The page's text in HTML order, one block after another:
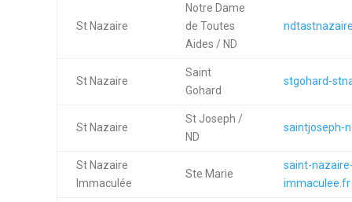
St Nazaire
Notre Dame
de Toutes
Aides / ND
St Nazaire
Saint
Gohard
stgohard-
St Nazaire
St Joseph /
ND
saintjoseph-
St Nazaire
Immaculée
Ste Marie
saint-
immaculee.fr